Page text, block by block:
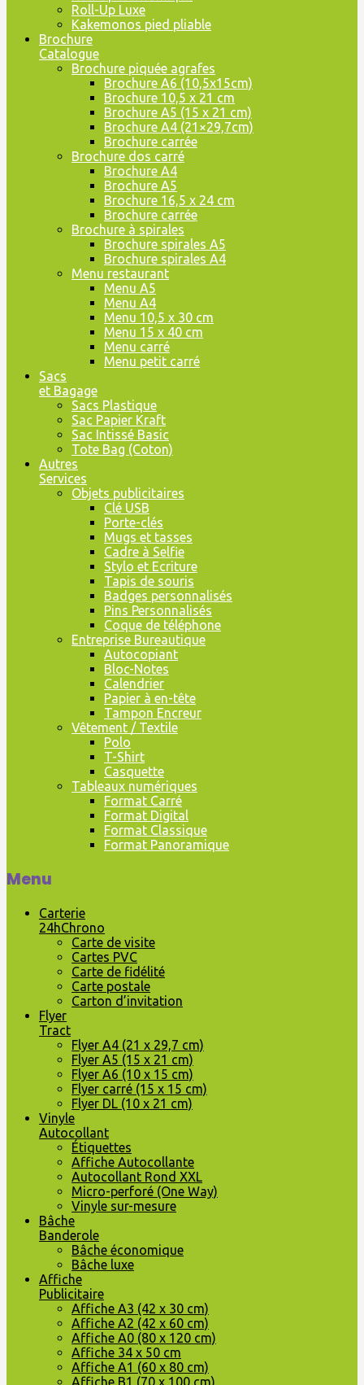
Roll-Up Luxe
Kakemonos pied pliable
Brochure
Catalogue
Brochure piquée agrafes
Brochure A6 (10,5x15cm)
Brochure 10,5 x 21 cm
Brochure A5 (15 x 21 cm)
Brochure A4 (21×29,7cm)
Brochure carrée
Brochure dos carré
Brochure A4
Brochure A5
Brochure 16,5 x 24 cm
Brochure carrée
Brochure à spirales
Brochure spirales A5
Brochure spirales A4
Menu restaurant
Menu A5
Menu A4
Menu 10,5 x 30 cm
Menu 15 x 40 cm
Menu carré
Menu petit carré
Sacs
et Bagage
Sacs Plastique
Sac Papier Kraft
Sac Intissé Basic
Tote Bag (Coton)
Autres
Services
Objets publicitaires
Clé USB
Porte-clés
Mugs et tasses
Cadre à Selfie
Stylo et Ecriture
Tapis de souris
Badges personnalisés
Pins Personnalisés
Coque de téléphone
Entreprise Bureautique
Autocopiant
Bloc-Notes
Calendrier
Papier à en-tête
Tampon Encreur
Vêtement / Textile
Polo
T-Shirt
Casquette
Tableaux numériques
Format Carré
Format Digital
Format Classique
Format Panoramique
Menu
Carterie
24hChrono
Carte de visite
Cartes PVC
Carte de fidélité
Carte postale
Carton d’invitation
Flyer
Tract
Flyer A4 (21 x 29,7 cm)
Flyer A5 (15 x 21 cm)
Flyer A6 (10 x 15 cm)
Flyer carré (15 x 15 cm)
Flyer DL (10 x 21 cm)
Vinyle
Autocollant
Étiquettes
Affiche Autocollante
Autocollant Rond XXL
Micro-perforé (One Way)
Vinyle sur-mesure
Bâche
Banderole
Bâche économique
Bâche luxe
Affiche
Publicitaire
Affiche A3 (42 x 30 cm)
Affiche A2 (42 x 60 cm)
Affiche A0 (80 x 120 cm)
Affiche 34 x 50 cm
Affiche A1 (60 x 80 cm)